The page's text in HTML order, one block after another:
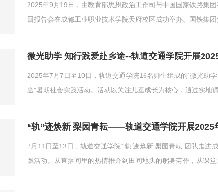
2025年9月19日，由教育部思想政治工作司与中国国家铁路集
回报告会在成都工业职业技术学院天府校区成功举办。国铁集
微光助学 知行践爱赴乡途--轨道交通学院开展
2025年7月7日至10日，轨道交通学院16名师生组成的“微光助
途”暑期社会实践活动。活动以关注儿童成长为核心，通过实
“轨”迹焕新 梨园青耘——轨道交通学院开展2025
7月11日至13日，轨道交通学院“‘轨’迹焕新 梨园青耘”团队走
践活动。从直播间里的热情推介到田间地头的躬身劳作，从课